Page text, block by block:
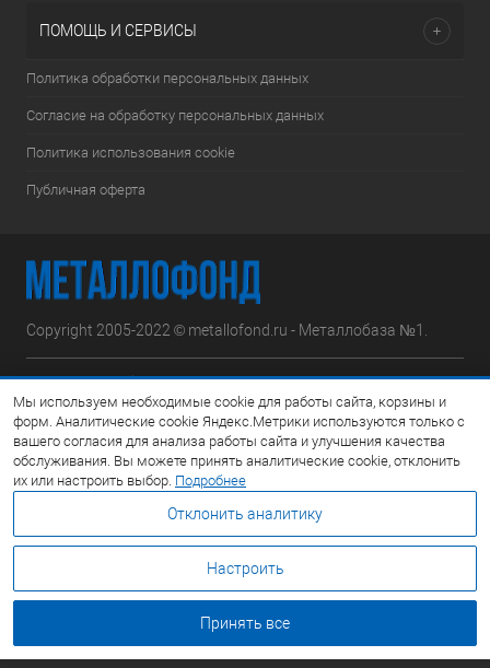
ПОМОЩЬ И СЕРВИСЫ
Политика обработки персональных данных
Согласие на обработку персональных данных
Политика использования cookie
Публичная оферта
Copyright 2005-2022 © metallofond.ru - Металлобаза №1.
Московская область, Ступинский р-н, д.Сотниково,
ул.Железнодорожная, вл.30
Посмотреть на карте
8 (495) 308-42-78
Email:info@metallofond.ru
Мы используем необходимые cookie для работы сайта, корзины и
форм. Аналитические cookie Яндекс.Метрики используются только с
вашего согласия для анализа работы сайта и улучшения качества
обслуживания. Вы можете принять аналитические cookie, отклонить
их или настроить выбор. Подробнее
Отклонить аналитику
Настроить
Принять все